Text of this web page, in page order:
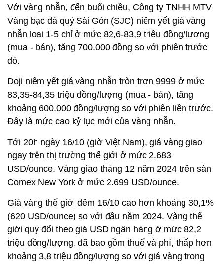
Với vàng nhẫn, đến buổi chiều, Công ty TNHH MTV
Vàng bạc đá quý Sài Gòn (SJC) niêm yết giá vàng
nhẫn loại 1-5 chỉ ở mức 82,6-83,9 triệu đồng/lượng
(mua - bán), tăng 700.000 đồng so với phiên trước
đó.
Doji niêm yết giá vàng nhẫn tròn trơn 9999 ở mức
83,35-84,35 triệu đồng/lượng (mua - bán), tăng
khoảng 600.000 đồng/lượng so với phiên liền trước.
Đây là mức cao kỷ lục mới của vàng nhẫn.
Tới 20h ngày 16/10 (giờ Việt Nam), giá vàng giao
ngay trên thị trường thế giới ở mức 2.683
USD/ounce. Vàng giao tháng 12 năm 2024 trên sàn
Comex New York ở mức 2.699 USD/ounce.
Giá vàng thế giới đêm 16/10 cao hơn khoảng 30,1%
(620 USD/ounce) so với đầu năm 2024. Vàng thế
giới quy đổi theo giá USD ngân hàng ở mức 82,2
triệu đồng/lượng, đã bao gồm thuế và phí, thấp hơn
khoảng 3,8 triệu đồng/lượng so với giá vàng trong